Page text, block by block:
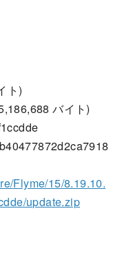
ト)
バイト)
Flyme/15/8.19.10.
update.zip